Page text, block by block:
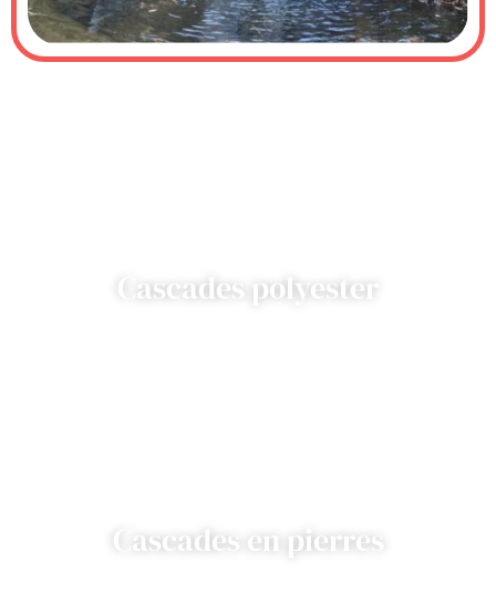
Cascades polyester
Cascades en pierres